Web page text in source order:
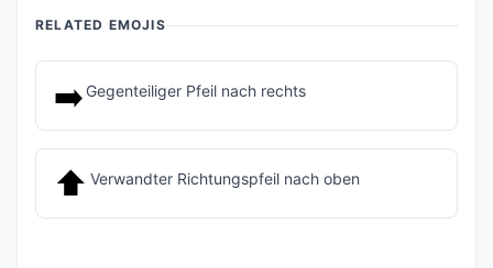
RELATED EMOJIS
➡️ Gegenteiliger Pfeil nach rechts
⬆️ Verwandter Richtungspfeil nach oben